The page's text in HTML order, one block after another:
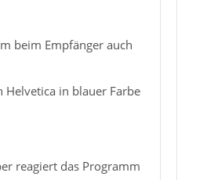
beim Empfänger auch
in blauer Farbe
reagiert das Programm